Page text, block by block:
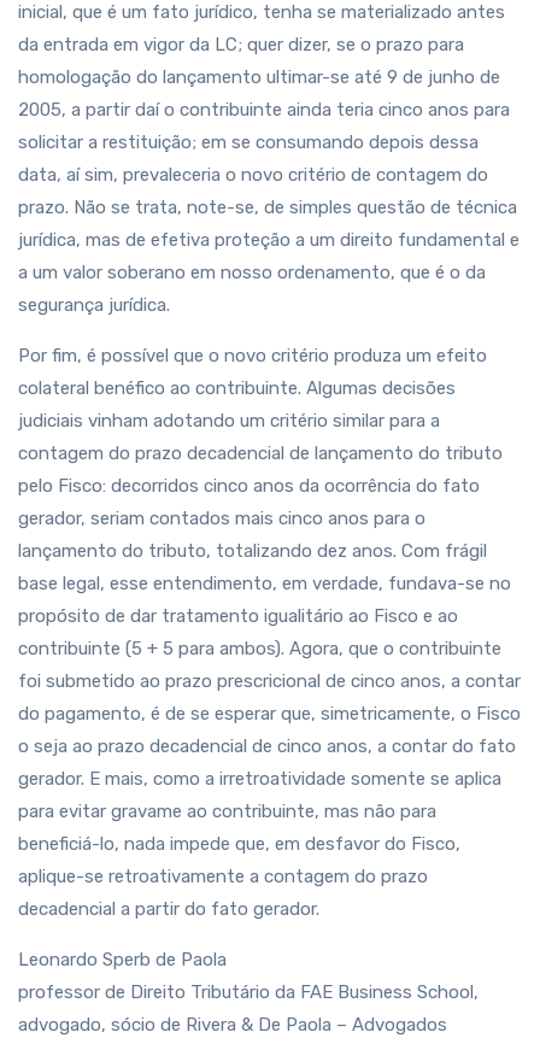
inicial, que é um fato jurídico, tenha se materializado antes
da entrada em vigor da LC; quer dizer, se o prazo para
homologação do lançamento ultimar-se até 9 de junho de
2005, a partir daí o contribuinte ainda teria cinco anos para
solicitar a restituição; em se consumando depois dessa
data, aí sim, prevaleceria o novo critério de contagem do
prazo. Não se trata, note-se, de simples questão de técnica
jurídica, mas de efetiva proteção a um direito fundamental e
a um valor soberano em nosso ordenamento, que é o da
segurança jurídica.
Por fim, é possível que o novo critério produza um efeito
colateral benéfico ao contribuinte. Algumas decisões
judiciais vinham adotando um critério similar para a
contagem do prazo decadencial de lançamento do tributo
pelo Fisco: decorridos cinco anos da ocorrência do fato
gerador, seriam contados mais cinco anos para o
lançamento do tributo, totalizando dez anos. Com frágil
base legal, esse entendimento, em verdade, fundava-se no
propósito de dar tratamento igualitário ao Fisco e ao
contribuinte (5 + 5 para ambos). Agora, que o contribuinte
foi submetido ao prazo prescricional de cinco anos, a contar
do pagamento, é de se esperar que, simetricamente, o Fisco
o seja ao prazo decadencial de cinco anos, a contar do fato
gerador. E mais, como a irretroatividade somente se aplica
para evitar gravame ao contribuinte, mas não para
beneficiá-lo, nada impede que, em desfavor do Fisco,
aplique-se retroativamente a contagem do prazo
decadencial a partir do fato gerador.
Leonardo Sperb de Paola
professor de Direito Tributário da FAE Business School,
advogado, sócio de Rivera & De Paola – Advogados